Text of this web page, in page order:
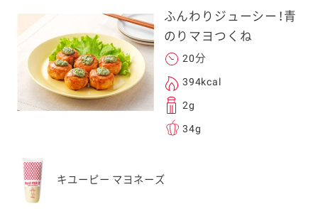
ふんわりジューシー！青
のりマヨつくね
20分
394kcal
2g
34g
キユーピー マヨネーズ